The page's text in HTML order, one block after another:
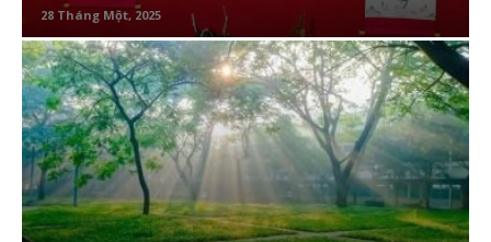
28 Tháng Một, 2025